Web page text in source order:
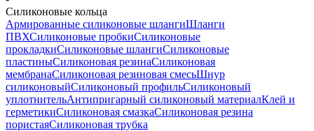
Силиконовые кольца
Армированные силиконовые шлангиШланги
ПВХСиликоновые пробкиСиликоновые
прокладкиСиликоновые шлангиСиликоновые
пластиныСиликоновая резинаСиликоновая
мембранаСиликоновая резиновая смесьШнур
силиконовыйСиликоновый профильСиликоновый
уплотнительАнтипригарный силиконовый материалКлей и
герметикиСиликоновая смазкаСиликоновая резина
пористаяСиликоновая трубка